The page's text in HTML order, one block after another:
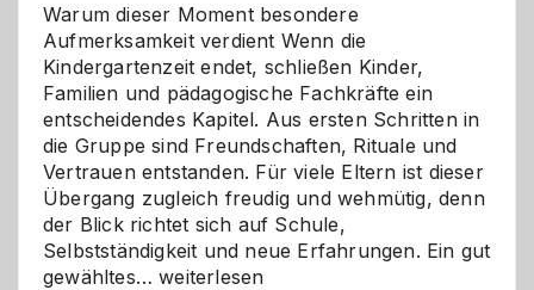
Warum dieser Moment besondere
Aufmerksamkeit verdient Wenn die
Kindergartenzeit endet, schließen Kinder,
Familien und pädagogische Fachkräfte ein
entscheidendes Kapitel. Aus ersten Schritten in
die Gruppe sind Freundschaften, Rituale und
Vertrauen entstanden. Für viele Eltern ist dieser
Übergang zugleich freudig und wehmütig, denn
der Blick richtet sich auf Schule,
Selbstständigkeit und neue Erfahrungen. Ein gut
gewähltes…Abschied
weiterlesen